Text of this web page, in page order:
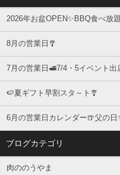
2026年お盆OPEN✨BBQ食べ放
8月の営業日🎐
7月の営業日🚅7/4・5イベント出
🍉夏ギフト早割スタ～ト🎐
6月の営業日カレンダー🍺父の日
ブログカテゴリ
肉ののうやま